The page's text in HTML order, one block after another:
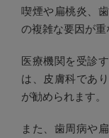
喫煙や扁桃炎、
の複雑な要因が重
医療機関を受診
は、皮膚科であ
が勧められます。
また、歯周病や